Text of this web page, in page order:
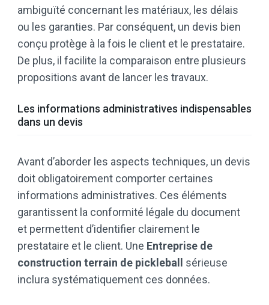
ambiguïté concernant les matériaux, les délais
ou les garanties. Par conséquent, un devis bien
conçu protège à la fois le client et le prestataire.
De plus, il facilite la comparaison entre plusieurs
propositions avant de lancer les travaux.
Les informations administratives indispensables
dans un devis
Avant d’aborder les aspects techniques, un devis
doit obligatoirement comporter certaines
informations administratives. Ces éléments
garantissent la conformité légale du document
et permettent d’identifier clairement le
prestataire et le client. Une Entreprise de
construction terrain de pickleball sérieuse
inclura systématiquement ces données.